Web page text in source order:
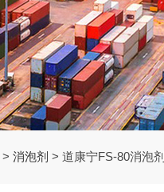
> 消泡剂 > 道康宁FS-80消泡剂